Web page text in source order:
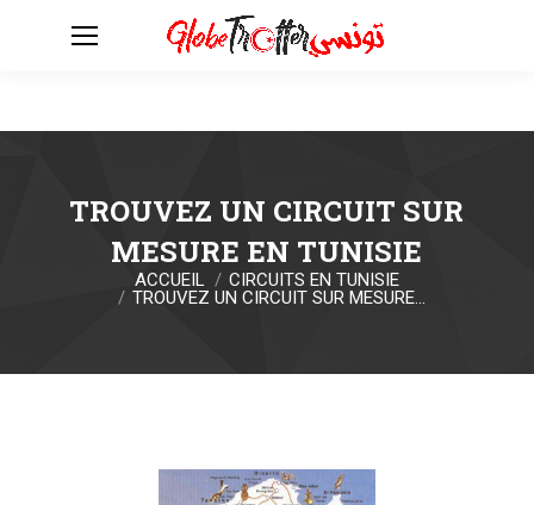
TROUVEZ UN CIRCUIT SUR
MESURE EN TUNISIE
Vous êtes ici :ACCUEIL
CIRCUITS EN TUNISIE
TROUVEZ UN CIRCUIT SUR MESURE…